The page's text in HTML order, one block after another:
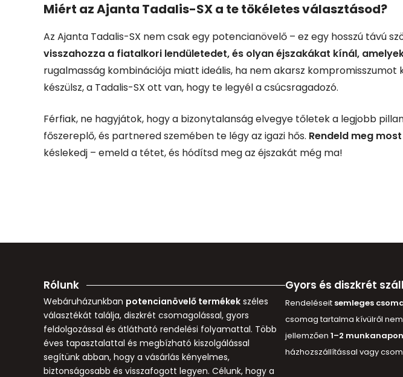
Miért az Ajanta Tadalis-SX a te tökéletes választásod?
Az Ajanta Tadalis-SX nem csak egy potencianövelő – ez egy hosszú távú
visszahozza a fiatalkori lendületedet, és olyan éjszakákat kínál,
rugalmasság kombinációja miatt ideális, ha nem akarsz
készülsz, a Tadalis-SX ott van, hogy te legyél a csúcsragadozó.
Férfiak, ne hagyjátok, hogy a bizonytalanság elvegye tőletek a legjobb
főszereplő, és partnered szemében te légy az igazi hős. Rendeld meg
késlekedj – emeld a tétet, és hódítsd meg az éjszakát még ma!
Rólunk
Webáruházunkban potencianövelő termékek széles
választékát találja, diszkrét csomagolással, gyors
feldolgozással és átlátható rendelési folyamattal. Több
éves tapasztalattal és megbízható kiszolgálással
segítünk abban, hogy a vásárlás kényelmes,
biztonságosabb és visszafogott legyen. Célunk, hogy a
Gyors és diszkrét
Rendeléseit semleges
csomag tartalma kívülről
jellemzően 1–2
házhozszállítással vagy